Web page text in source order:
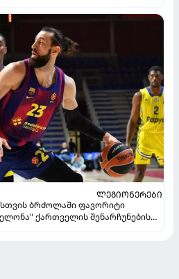
ᲚᲔᲒᲘᲝᲜᲔᲠᲔᲑᲘ
ბრძოლაში ფავორიტი
ქართველის შენარჩუნების